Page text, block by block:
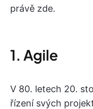
právě zde.
1. Agile
V 80. letech 20.
řízení svých